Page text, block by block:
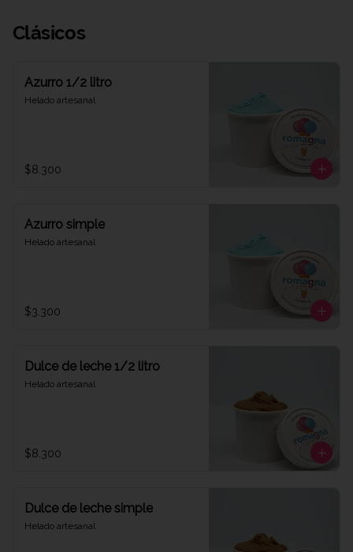
Clásicos
Azurro 1/2 litro
Helado artesanal
$8.300
Azurro simple
Helado artesanal
$3.300
Dulce de leche 1/2 litro
Helado artesanal
$8.300
Dulce de leche simple
Helado artesanal